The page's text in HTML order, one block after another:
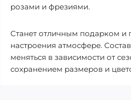
розами и фрезиями.
Станет отличным подарком и
настроения атмосфере.
меняться в зависимости от
сохранением размеров и